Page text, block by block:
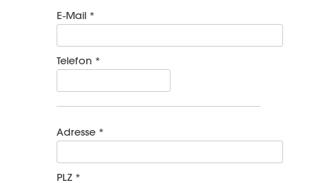
E-Mail *
Telefon *
Adresse *
PLZ *